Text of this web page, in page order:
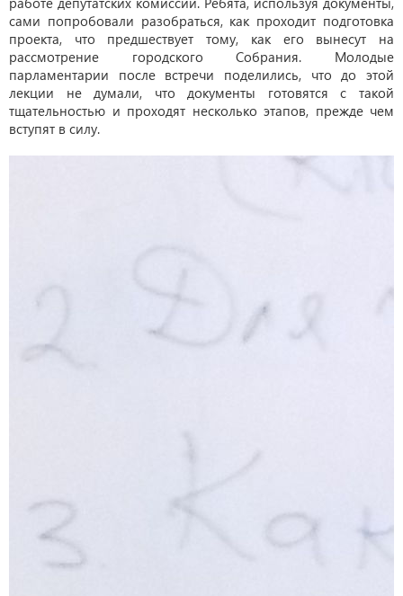
сами попробовали разобраться, как проходит подготовка
проекта, что предшествует тому, как его вынесут на
рассмотрение городского Собрания. Молодые
парламентарии после встречи поделились, что до этой
лекции не думали, что документы готовятся с такой
тщательностью и проходят несколько этапов, прежде чем
вступят в силу.